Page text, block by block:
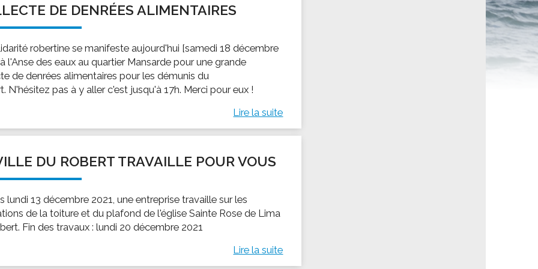
EMPLOI
Offres d'emploi
SOCIAL-SOLIDARITÉ
Le Centre Communal d'Action Social
Les aides sociales
Cohésion Sociale
locale
et le lycée
local des jeunes
scolaire
ENFANCE
maternelles
LE SERVICE CULTURELGuide des activités sportives
DE DENRÉES ALIMENTAIRES
robertine se manifeste aujourd'hui [samedi 18 décembre
l'Anse des eaux au quartier Mansarde pour une grande
de denrées alimentaires pour les démunis du
N'hésitez pas à y aller c'est jusqu'à 17h. Merci pour eux !
Lire la suite
DU ROBERT TRAVAILLE POUR VOUS
lundi 13 décembre 2021, une entreprise travaille sur les
de la toiture et du plafond de l'église Sainte Rose de Lima
Fin des travaux : lundi 20 décembre 2021
Lire la suite